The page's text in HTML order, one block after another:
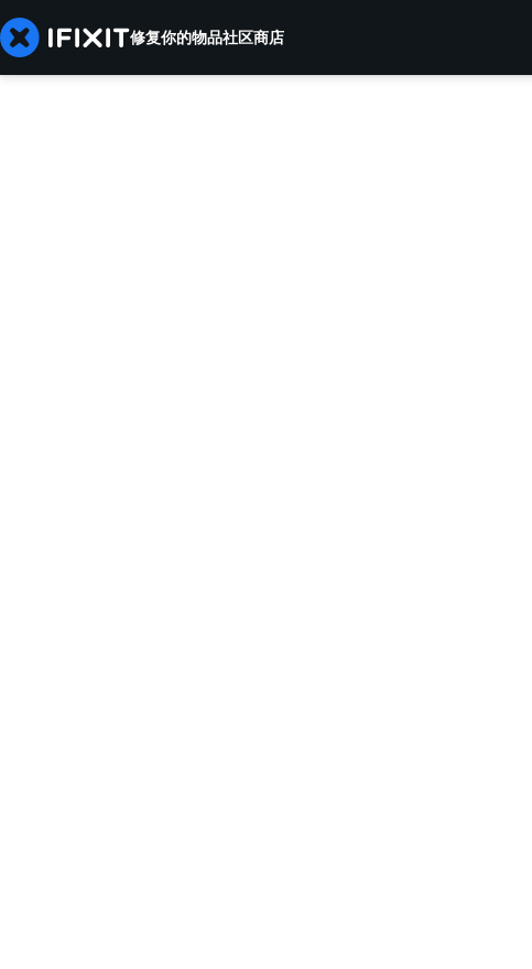
修复你的物品社区商店